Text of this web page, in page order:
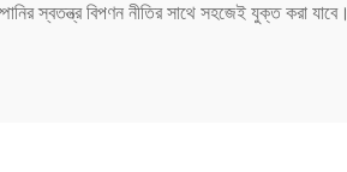
স্বতন্ত্র বিপণন নীতির সাথে সহজেই যুক্ত করা যাবে।